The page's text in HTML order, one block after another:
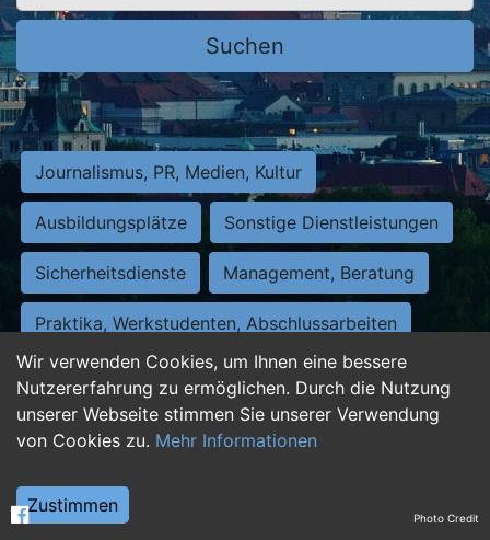
Wir verwenden Cookies, um Ihnen eine bessere
Nutzererfahrung zu ermöglichen. Durch die Nutzung
unserer Webseite stimmen Sie unserer Verwendung
von Cookies zu. Mehr Informationen
Zustimmen
Suchen
Journalismus, PR, Medien, Kultur
Ausbildungsplätze Sonstige Dienstleistungen
Sicherheitsdienste Management, Beratung
Praktika, Werkstudenten, Abschlussarbeiten
Personalwesen Assistenz, Sekretariat
Hilfskräfte, Aushilfs- und Nebenjobs
Weiterbildung, Studium, duale Ausbildung Photo Credit